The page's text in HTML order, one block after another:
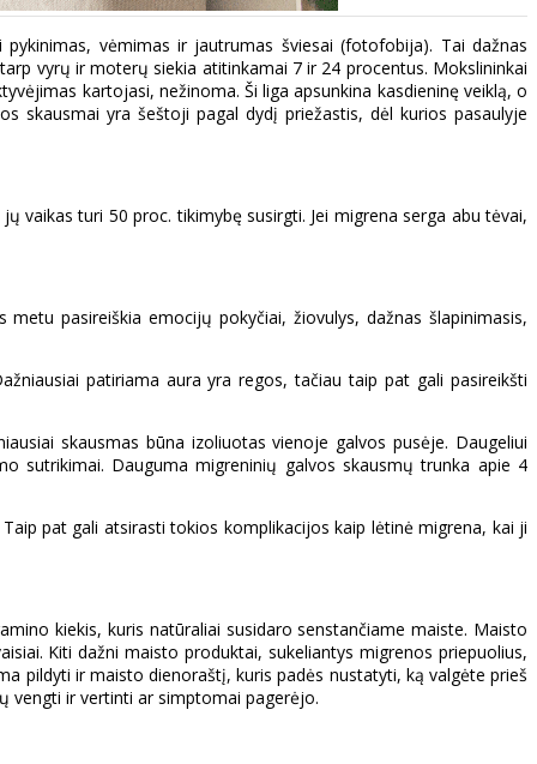
vėmimas ir jautrumas šviesai (fotofobija). Tai dažnas
vyrų ir moterų siekia atitinkamai 7 ir 24 procentus. Mokslininkai
kartojasi, nežinoma. Ši liga apsunkina kasdieninę veiklą, o
skausmai yra šeštoji pagal dydį priežastis, dėl kurios pasaulyje
vaikas turi 50 proc. tikimybę susirgti. Jei migrena serga abu tėvai,
pasireiškia emocijų pokyčiai, žiovulys, dažnas šlapinimasis,
patiriama aura yra regos, tačiau taip pat gali pasireikšti
skausmas būna izoliuotas vienoje galvos pusėje. Daugeliui
sutrikimai. Dauguma migreninių galvos skausmų trunka apie 4
pat gali atsirasti tokios komplikacijos kaip lėtinė migrena, kai ji
kiekis, kuris natūraliai susidaro senstančiame maiste. Maisto
Kiti dažni maisto produktai, sukeliantys migrenos priepuolius,
pildyti ir maisto dienoraštį, kuris padės nustatyti, ką valgėte prieš
vengti ir vertinti ar simptomai pagerėjo.